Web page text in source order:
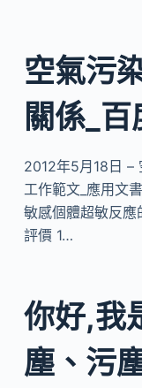
空氣污
關係_
2012年5月18日 –
工作範文_應用文
敏感個體超敏反
評價 1…
你好,我
塵、污